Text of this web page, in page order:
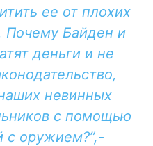
ее от плохих
Почему Байден и
деньги и не
невинных
с помощью
с оружием?”,-